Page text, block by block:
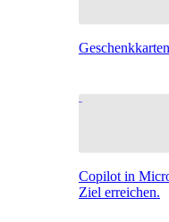
Copilot in
Ziel erreichen.